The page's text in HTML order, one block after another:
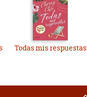
Todas mis respuestas